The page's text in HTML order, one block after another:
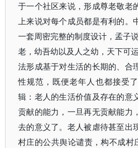
于一个社区来说，形成尊老敬老
上来说对每个成员都是有利的。
一套周密完整的制度设计，孟子
老，幼吾幼以及人之幼，天下可
法形成基于对生活的长期的、合
性规范，既便老年人也都接受
辑：老人的生活价值及存在的意
贡献的能力，一旦再无贡献能力
去的意义了。老人被虐待甚至出
村庄的公共舆论谴责，构不成村